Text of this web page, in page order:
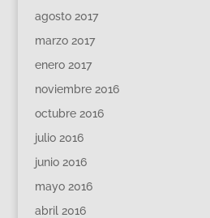
agosto 2017
marzo 2017
enero 2017
noviembre 2016
octubre 2016
julio 2016
junio 2016
mayo 2016
abril 2016